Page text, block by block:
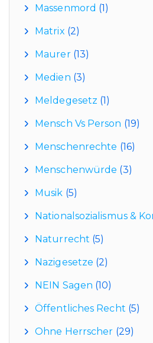
Massenmord (1)
Matrix (2)
Maurer(13)
Medien (3)
Meldegesetz (1)
Mensch Vs Person (19)
Menschenrechte (16)
Menschenwürde (3)
Musik (5)
Nationalsozialismus &
Naturrecht (5)
Nazigesetze (2)
NEIN Sagen (10)
Öffentliches Recht (5)
Ohne Herrscher (29)